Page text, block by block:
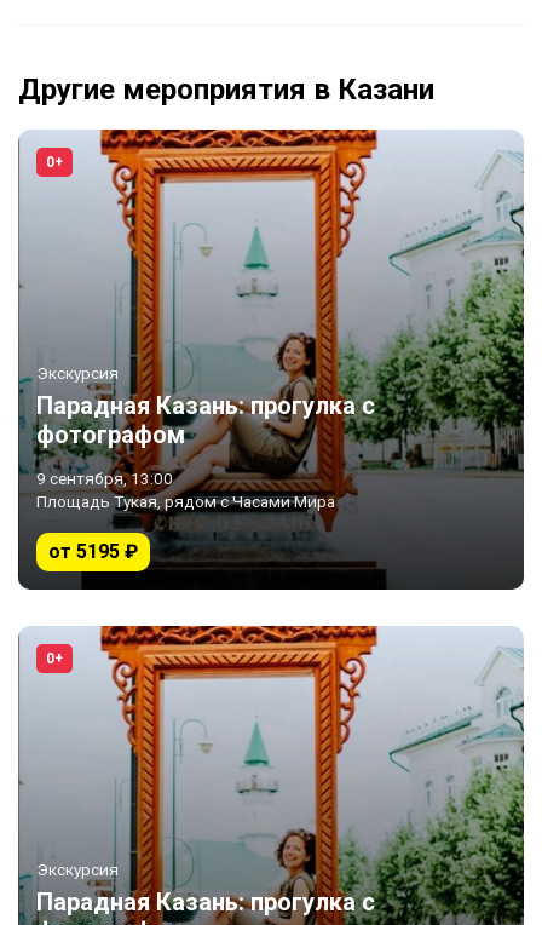
Другие мероприятия в Казани
0+
Экскурсия
Парадная Казань: прогулка с
фотографом
9 сентября, 13:00
Площадь Тукая, рядом с Часами Мира
от 5195 ₽
0+
Экскурсия
Парадная Казань: прогулка с